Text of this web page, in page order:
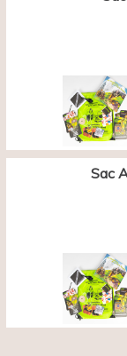
Sac